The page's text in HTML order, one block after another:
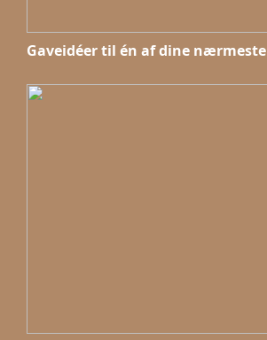
Gaveidéer til én af dine nærmeste